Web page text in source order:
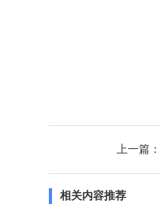
上一篇：
相关内容推荐